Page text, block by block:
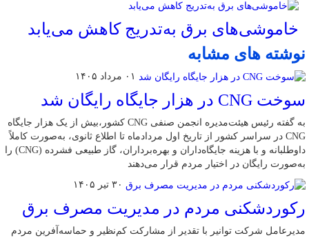
خاموشی‌های برق به‌تدریج کاهش می‌یابد
نوشته های مشابه
۰۱ مرداد ۱۴۰۵
سوخت CNG در هزار جایگاه رایگان شد
به گفته رئیس هیئت‌مدیره انجمن صنفی CNG کشور،بیش از یک هزار جایگاه
CNG در سراسر کشور از تاریخ اول مردادماه تا اطلاع ثانوی، به‌صورت کاملاً
داوطلبانه و با هزینه جایگاه‌داران و بهره‌برداران، گاز طبیعی فشرده (CNG) را
به‌صورت رایگان در اختیار مردم قرار می‌دهند
۳۰ تیر ۱۴۰۵
رکوردشکنی مردم در مدیریت مصرف برق
مدیرعامل شرکت توانیر با تقدیر از مشارکت کم‌نظیر و حماسه‌آفرین مردم